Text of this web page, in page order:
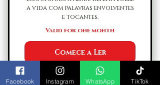
a vida com palavras envolventes
e tocantes.
Valid for one month
Comece a Ler
Guto Cariello
Endereço comercial: Rua Prefeito Iago José de Castro
Valério, 1321, Oficinas Velhas, Barra do Piraí - Rio de
Facebook Instagram WhatsApp TikTok